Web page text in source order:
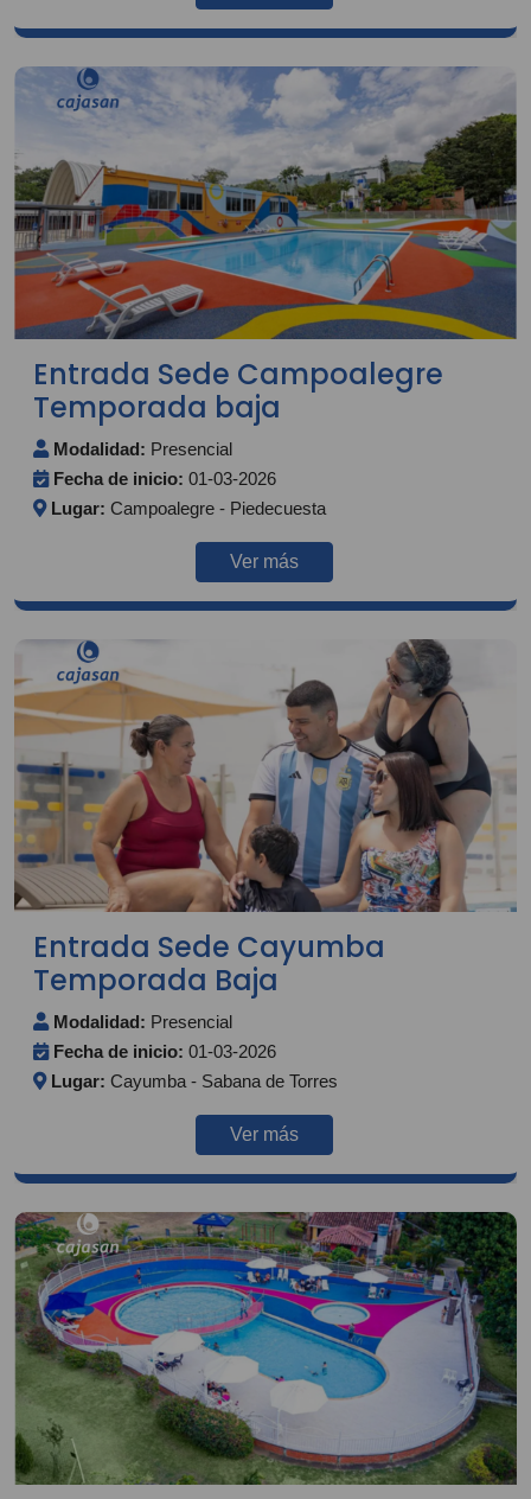
Entrada Sede Campoalegre
Temporada baja
Modalidad: Presencial
Fecha de inicio: 01-03-2026
Lugar: Campoalegre - Piedecuesta
Ver más
Entrada Sede Cayumba
Temporada Baja
Modalidad: Presencial
Fecha de inicio: 01-03-2026
Lugar: Cayumba - Sabana de Torres
Ver más